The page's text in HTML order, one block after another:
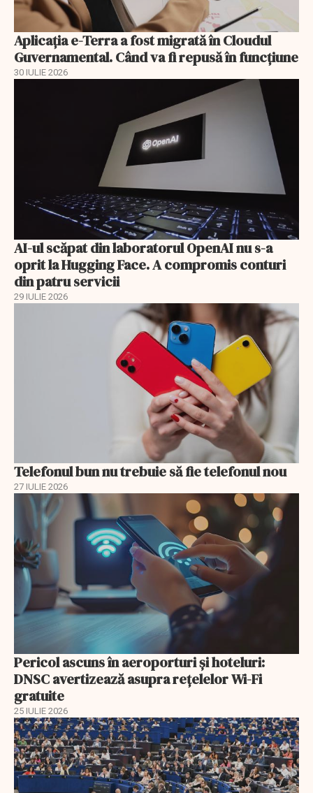
Aplicația e-Terra a fost migrată în Cloudul
Guvernamental. Când va fi repusă în funcțiune
30 IULIE 2026
AI-ul scăpat din laboratorul OpenAI nu s-a
oprit la Hugging Face. A compromis conturi
din patru servicii
29 IULIE 2026
Telefonul bun nu trebuie să fie telefonul nou
27 IULIE 2026
Pericol ascuns în aeroporturi și hoteluri:
DNSC avertizează asupra rețelelor Wi-Fi
gratuite
25 IULIE 2026